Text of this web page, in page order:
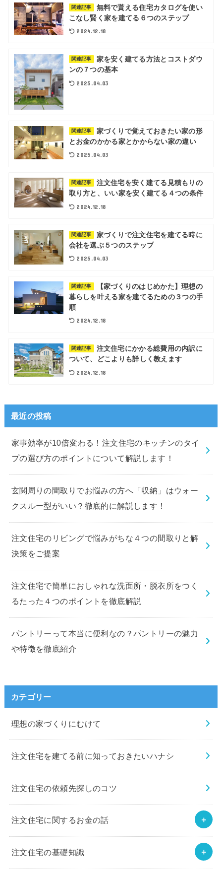
関連記事
無料で貰える住宅カタログを使い
こなし賢く家を建てる６つのステップ
2024.12.18
関連記事
家を安く建てる方法とコストダウ
ンの７つの基本
2025.04.03
関連記事
家づくりで覚えておきたい家の形
とお金のかかる家とかからない家の違い
2025.04.03
関連記事
注文住宅を安く建てる見積もりの
取り方と、いい家を安く建てる４つの条件
2024.12.18
関連記事
家づくりで注文住宅を建てる時に
会社を選ぶ５つのステップ
2025.04.03
関連記事
【家づくりのはじめかた】理想の
暮らしを叶える家を建てるための３つの手
順
2024.12.18
関連記事
注文住宅にかかる総費用の内訳に
ついて、どこよりも詳しく教えます
2024.12.18
最近の投稿
家事効率が10倍変わる！注文住宅のキッチンのタイ
プの選び方のポイントについて解説します！
玄関周りの間取りでお悩みの方へ「収納」はウォー
クスルー型がいい？徹底的に解説します！
注文住宅のリビングで悩みがちな４つの間取りと解
決策をご提案
注文住宅で簡単におしゃれな洗面所・脱衣所をつく
るたった４つのポイントを徹底解説
パントリーって本当に便利なの？パントリーの魅力
や特徴を徹底紹介
カテゴリー
理想の家づくりにむけて
注文住宅を建てる前に知っておきたいハナシ
注文住宅の依頼先探しのコツ
注文住宅に関するお金の話
注文住宅の基礎知識